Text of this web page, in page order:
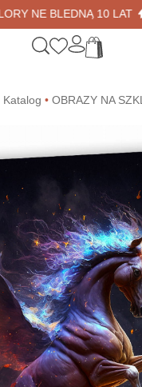
NE BLEDNĄ 10 LAT
Katalog • OBRAZY NA